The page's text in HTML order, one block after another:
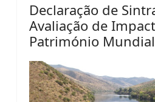
Declaração de
Avaliação de
Património Mundial